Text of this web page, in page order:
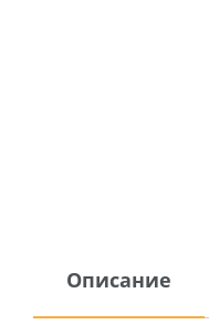
Описание